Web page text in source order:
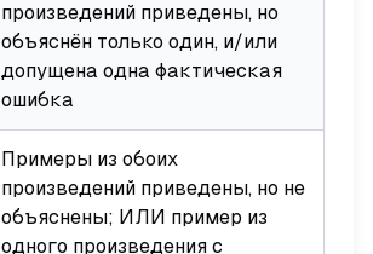
произведений приведены, но
объяснён только один, и/или
допущена одна фактическая
ошибка
Примеры из обоих
произведений приведены, но не
объяснены; ИЛИ пример из
одного произведения с